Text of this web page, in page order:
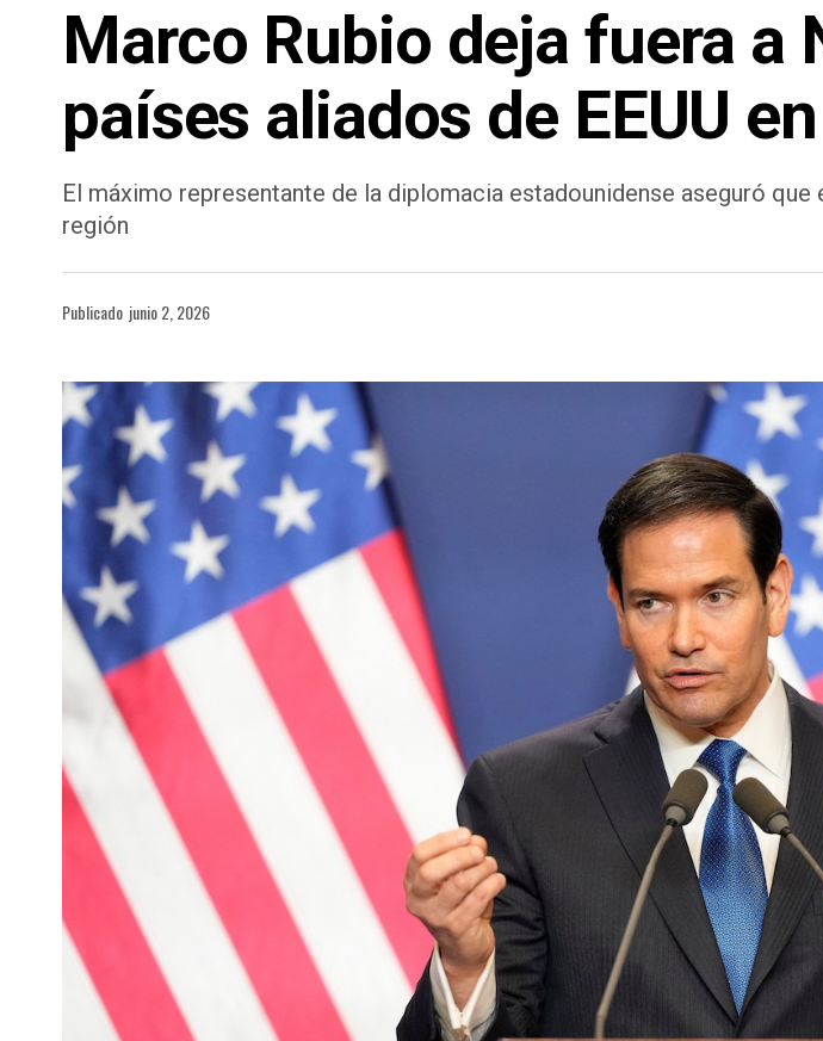
Marco Rubio deja fuera a
países aliados de EEUU
El máximo representante de la diplomacia estadounidense aseguró
región
Publicado junio 2, 2026